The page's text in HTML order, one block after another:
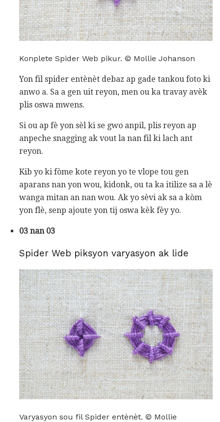
Konplete Spider Web pikur. © Mollie Johanson
Yon fil spider entènèt debaz ap gade tankou foto ki
anwo a. Sa a gen uit reyon, men ou ka travay avèk
plis oswa mwens.
Si ou ap fè yon sèl ki se gwo anpil, plis reyon ap
anpeche snagging ak vout la nan fil ki lach ant
reyon.
Kib yo ki fòme kote reyon yo te vlope tou gen
aparans nan yon wou, kidonk, ou ta ka itilize sa a lè
wanga mitan an nan wou. Ak yo sèvi ak sa a kòm
yon flè, senp ajoute yon tij oswa kèk fèy yo.
03 nan 03
Spider Web piksyon varyasyon ak lide
Varyasyon sou fil Spider entènèt. © Mollie